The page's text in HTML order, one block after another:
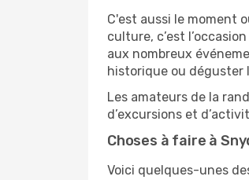
C'est aussi le moment
culture, c’est
aux nombreux
historique ou déguster
Les amateurs de la
d’excursions et
Choses à faire à
Voici quelques-unes